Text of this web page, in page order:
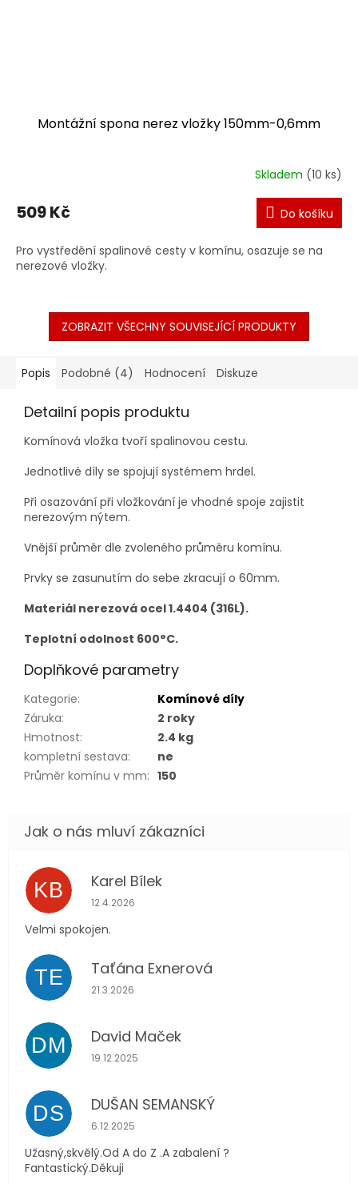
Montážní spona nerez vložky 150mm-0,6mm
Skladem (10 ks)
509 Kč Do košíku
Pro vystředění spalinové cesty v komínu, osazuje se na
nerezové vložky.
ZOBRAZIT VŠECHNY SOUVISEJÍCÍ PRODUKTY
Popis Podobné (4) Hodnocení Diskuze
Detailní popis produktu
Komínová vložka tvoří spalinovou cestu.
Jednotlivé díly se spojují systémem hrdel.
Při osazování při vložkování je vhodné spoje zajistit
nerezovým nýtem.
Vnější průměr dle zvoleného průměru komínu.
Prvky se zasunutím do sebe zkracují o 60mm.
Materiál nerezová ocel 1.4404 (316L).
Teplotní odolnost 600°C.
Doplňkové parametry
Kategorie:
Komínové díly
Záruka:
2 roky
Hmotnost:
2.4 kg
kompletní sestava:
ne
Průměr komínu v mm: 150
KB Karel Bílek
Hodnocení obchodu je 5 z 5 hvězdiček.
12.4.2026
Velmi spokojen.
TE Taťána Exnerová
Hodnocení obchodu je 5 z 5 hvězdiček.
21.3.2026
DM David Maček
Hodnocení obchodu je 5 z 5 hvězdiček.
19.12.2025
DS DUŠAN SEMANSKÝ
Hodnocení obchodu je 5 z 5 hvězdiček.
6.12.2025
Užasný,skvělý.Od A do Z .A zabalení ?
Fantastický.Děkuji